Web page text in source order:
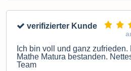
verifizierter Kunde
Ich bin voll und ganz
Mathe Matura bestanden.
Team